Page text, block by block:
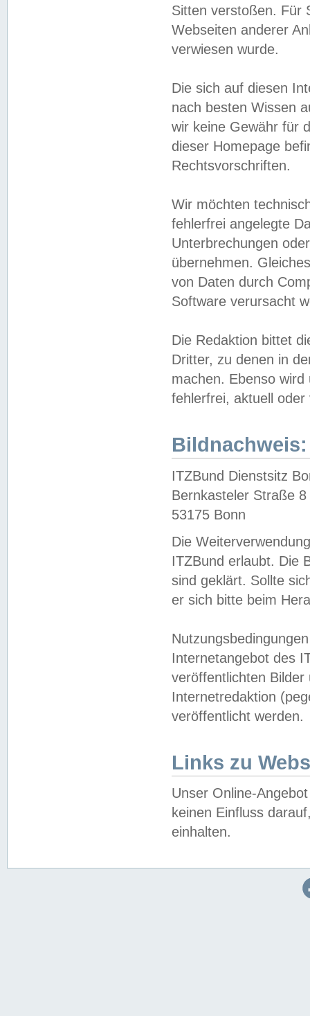
Sitten verstoßen. Für
Webseiten anderer
verwiesen wurde.
Die sich auf diesen
nach besten Wissen
wir keine Gewähr für
dieser Homepage
Rechtsvorschriften.
Wir möchten
fehlerfrei angelegte
Unterbrechungen
übernehmen.
von Daten durch
Software verursacht
Die Redaktion bittet
Dritter, zu denen in
machen. Ebenso
fehlerfrei, aktuell oder
Bildnachweis:
ITZBund Dienstsitz
Bernkasteler Straße 8
53175 Bonn
Die
ITZBund erlaubt. Die
sind geklärt. Sollte
er sich bitte beim
Internetangebot des
veröffentlichten
Internetredaktion
veröffentlicht werden.
Links zu
Unser Online-
keinen Einfluss
einhalten.